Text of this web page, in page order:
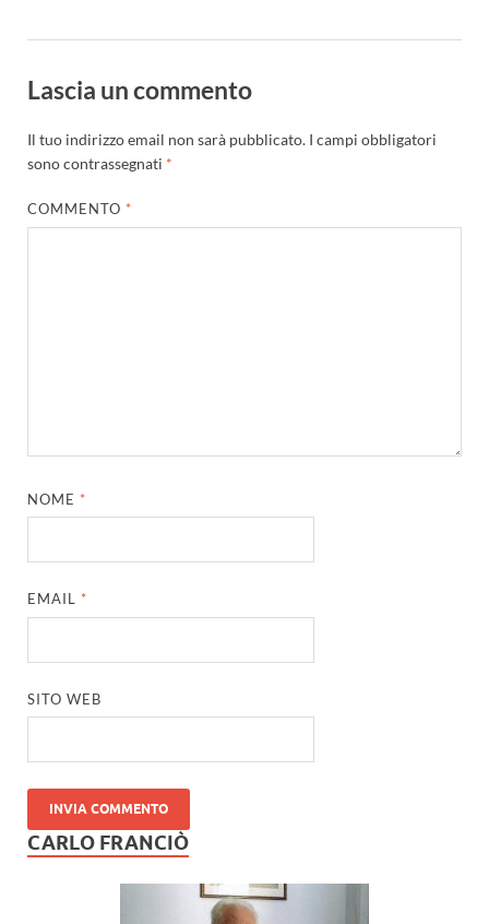
Lascia un commento
Il tuo indirizzo email non sarà pubblicato. I campi obbligatori
sono contrassegnati *
COMMENTO *
NOME *
EMAIL *
SITO WEB
CARLO FRANCIÒ